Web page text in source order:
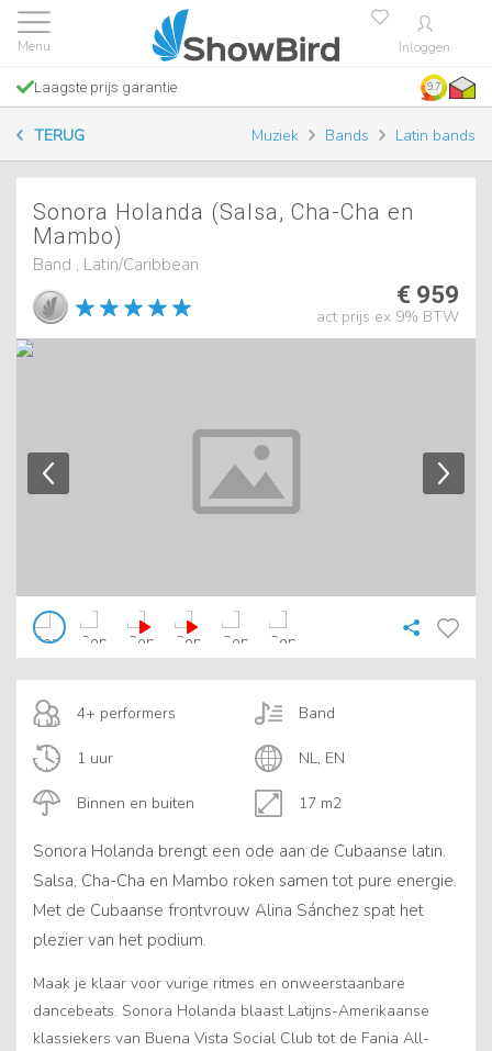
Inloggen
Laagste prijs garantie 9.7
TERUG Muziek Bands Latin bands
Sonora Holanda (Salsa, Cha-Cha en
Mambo)
Band , Latin/Caribbean
€ 959
act prijs ex 9% BTW
4+ performers
Binnen en buiten
Band
1 uur
17 m2
NL, EN
Sonora Holanda brengt een ode aan de Cubaanse latin.
Salsa, Cha-Cha en Mambo roken samen tot pure energie.
Met de Cubaanse frontvrouw Alina Sánchez spat het
plezier van het podium.
Maak je klaar voor vurige ritmes en onweerstaanbare
dancebeats. Sonora Holanda blaast Latijns-Amerikaanse
klassiekers van Buena Vista Social Club tot de Fania All-